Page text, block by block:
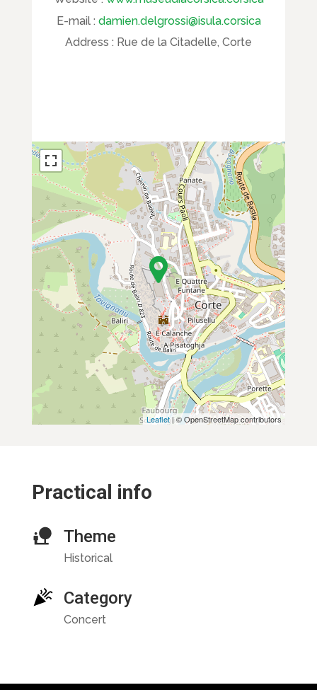
E-mail : damien.delgrossi@isula.corsica
Address : Rue de la Citadelle, Corte
Leaflet| © OpenStreetMap contributors
Practical info
Theme
Historical
Category
Concert